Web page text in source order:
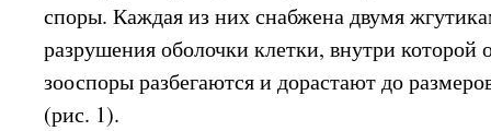
споры. Каждая из них снабжена двумя
разрушения оболочки клетки, внутри которой
зооспоры разбегаются и дорастают до
(рис. 1).